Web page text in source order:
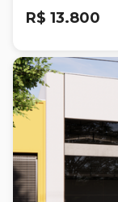
R$ 13.800